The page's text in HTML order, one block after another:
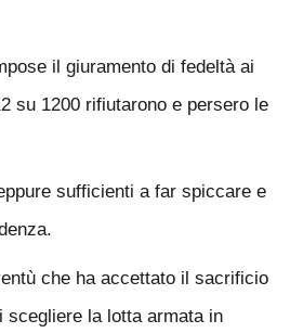
il giuramento di fedeltà ai
su 1200 rifiutarono e persero le
sufficienti a far spiccare e
che ha accettato il sacrificio
la lotta armata in